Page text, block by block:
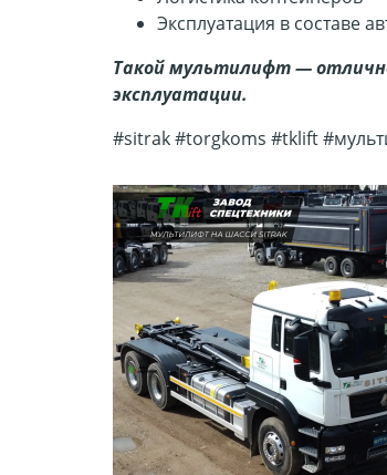
Эксплуатация в составе
Такой мультилифт —
эксплуатации.
#sitrak #torgkoms #tklift